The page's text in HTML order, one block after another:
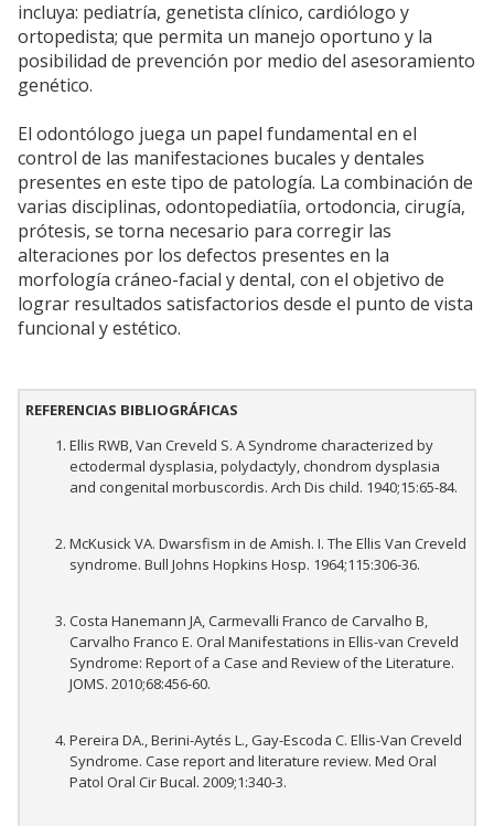
incluya: pediatría, genetista clínico, cardiólogo y
ortopedista; que permita un manejo oportuno y la
posibilidad de prevención por medio del asesoramiento
genético.
El odontólogo juega un papel fundamental en el
control de las manifestaciones bucales y dentales
presentes en este tipo de patología. La combinación de
varias disciplinas, odontopediatíia, ortodoncia, cirugía,
prótesis, se torna necesario para corregir las
alteraciones por los defectos presentes en la
morfología cráneo-facial y dental, con el objetivo de
lograr resultados satisfactorios desde el punto de vista
funcional y estético.
REFERENCIAS BIBLIOGRÁFICAS
Ellis RWB, Van Creveld S. A Syndrome characterized by
ectodermal dysplasia, polydactyly, chondrom dysplasia
and congenital morbuscordis. Arch Dis child. 1940;15:65-84.
McKusick VA. Dwarsfism in de Amish. I. The Ellis Van Creveld
syndrome. Bull Johns Hopkins Hosp. 1964;115:306-36.
Costa Hanemann JA, Carmevalli Franco de Carvalho B,
Carvalho Franco E. Oral Manifestations in Ellis-van Creveld
Syndrome: Report of a Case and Review of the Literature.
JOMS. 2010;68:456-60.
Pereira DA., Berini-Aytés L., Gay-Escoda C. Ellis-Van Creveld
Syndrome. Case report and literature review. Med Oral
Patol Oral Cir Bucal. 2009;1:340-3.